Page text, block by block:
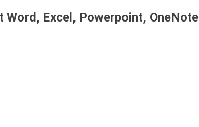
Excel, Powerpoint, OneNote